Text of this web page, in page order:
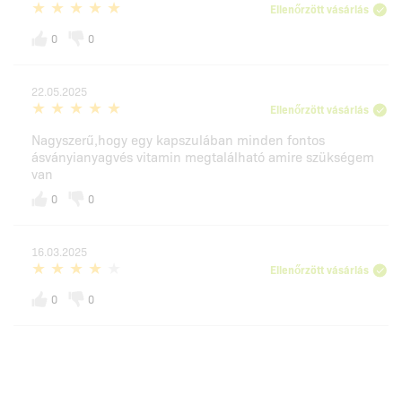
Ellenőrzött vásárlás
0
0
22.05.2025
Ellenőrzött vásárlás
Nagyszerű,hogy egy kapszulában minden fontos
ásványianyagvés vitamin megtalálható amire szükségem
van
0 0
16.03.2025
Ellenőrzött vásárlás
0
0